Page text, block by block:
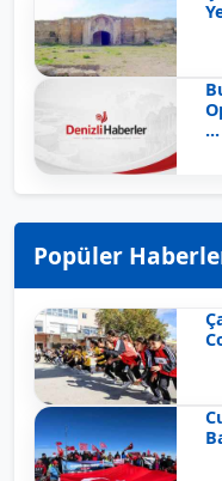
...
Popüler